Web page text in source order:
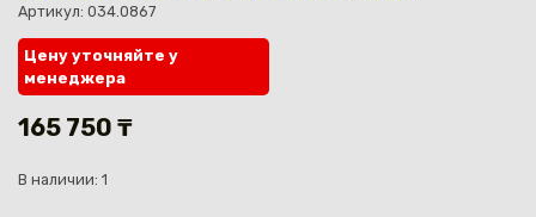
Артикул: 034.0867
Цену уточняйте у
менеджера
165 750 ₸
В наличии: 1